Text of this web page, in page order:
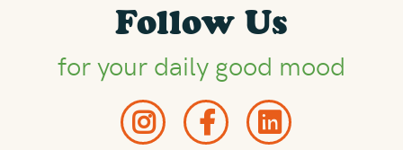
Follow Us
for your daily good mood